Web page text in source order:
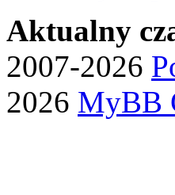
Aktualny
2007-2026
2026 MyBB